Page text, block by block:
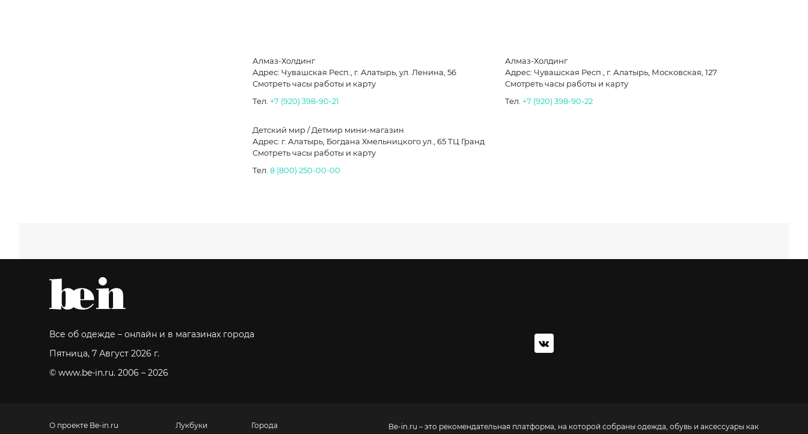
Алмаз-Холдинг
Адрес: Чувашская Респ., г. Алатырь, ул. Ленина, 56
Смотреть часы работы и карту
Тел. +7 (920) 398-90-21
Алмаз-Холдинг
Адрес: Чувашская Респ., г. Алатырь, Московская, 127
Смотреть часы работы и карту
Тел. +7 (920) 398-90-22
Детский мир / Детмир мини-магазин
Адрес: г. Алатырь, Богдана Хмельницкого ул., 65 ТЦ Гранд
Смотреть часы работы и карту
Тел. 8 (800) 250-00-00
Все об одежде – онлайн и в магазинах города
Пятница, 7 Август 2026 г.
© www.be-in.ru. 2006 – 2026
О проекте Be-in.ru Лукбуки Города
Be-in.ru – это рекомендательная платформа, на которой собраны одежда, обувь и аксессуары как